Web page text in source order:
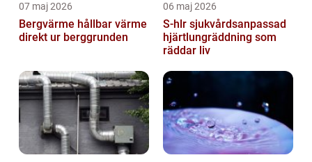
07 maj 2026
Bergvärme hållbar värme
direkt ur berggrunden
06 maj 2026
S-hlr sjukvårdsanpassad
hjärtlungräddning som
räddar liv